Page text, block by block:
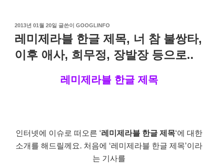
작
성
일
자
2013년 01월 20일 글쓴이 GOOGLINFO
레미제라블 한글 제목, 너 참 불쌍타,
이후 애사, 희무정, 장발장 등으로..
레미제라블 한글 제목
인터넷에 이슈로 떠오른 ‘레미제라블 한글 제목‘에 대한
소개를 해드릴께요. 처음에 ‘레미제라블 한글 제목’이라
는 기사를